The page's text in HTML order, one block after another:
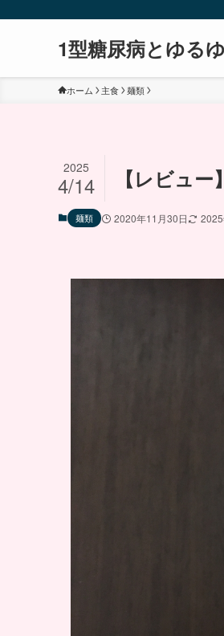
1型糖尿病とゆる
ホーム 主食 麺類
【レビュ
2025
4/14
麺類 2020年11月30日